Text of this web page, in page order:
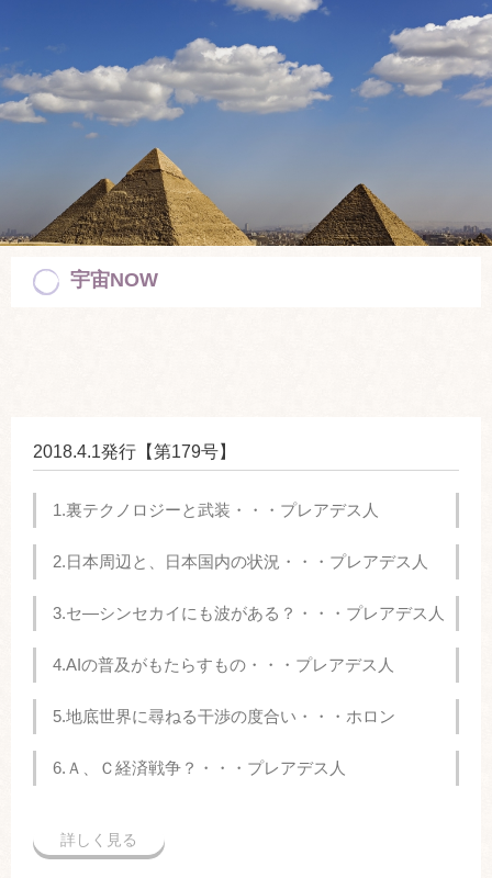
宇宙NOW
2018.4.1発行【第179号】
1.裏テクノロジーと武装・・・プレアデス人
2.日本周辺と、日本国内の状況・・・プレアデス人
3.セ―シンセカイにも波がある？・・・プレアデス人
4.AIの普及がもたらすもの・・・プレアデス人
5.地底世界に尋ねる干渉の度合い・・・ホロン
6.Ａ、Ｃ経済戦争？・・・プレアデス人
詳しく見る